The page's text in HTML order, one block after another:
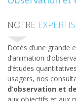
NOTRE
Dotés d’une grande
d’animation
d’études
usagers, nos
d’observation et